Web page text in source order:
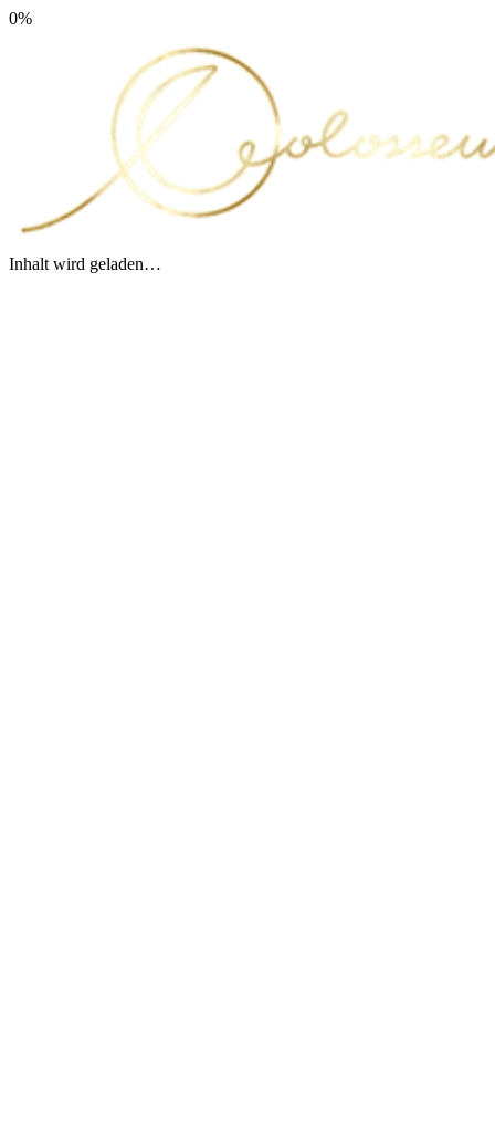
0%
Inhalt wird geladen…